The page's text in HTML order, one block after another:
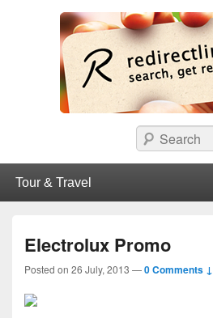
Surabaya.
Search
Electrolux Promo
Posted on 26 July, 2013 —0 Comments ↓